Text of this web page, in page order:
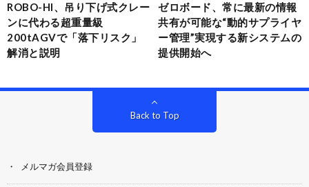
ROBO-HI、吊り下げ式クレー
ンに代わる超重量級
200tAGVで「落下リスク」
解消と説明
ゼロボード、常に最新の情報
共有が可能な“動的サプライヤ
ー管理”実現する新システムの
提供開始へ
Back to Top
メルマガ会員登録